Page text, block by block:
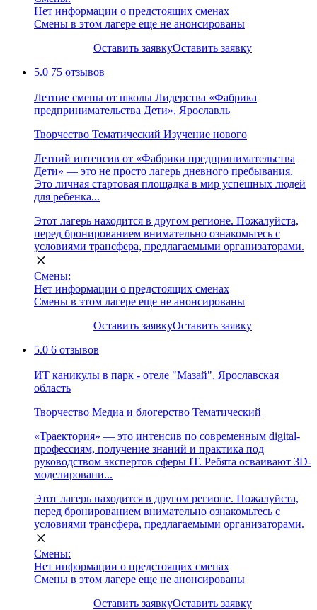
Нет информации о предстоящих сменах
Смены в этом лагере еще не анонсированы
Оставить заявкуОставить заявку
5.0 75 отзывов
Летние смены от школы Лидерства «Фабрика
предпринимательства Дети», Ярославль
Творчество Тематический Изучение нового
Летний интенсив от «Фабрики предпринимательства
Дети» — это не просто лагерь дневного пребывания.
Это личная стартовая площадка в мир успешных людей
для ребенка...
Этот лагерь находится в другом регионе. Пожалуйста,
перед бронированием внимательно ознакомьтесь с
условиями трансфера, предлагаемыми организаторами.
Смены:
Нет информации о предстоящих сменах
Смены в этом лагере еще не анонсированы
Оставить заявкуОставить заявку
5.0 6 отзывов
ИТ каникулы в парк - отеле "Мазай", Ярославская
область
Творчество Медиа и блогерство Тематический
«Траектория» — это интенсив по современным digital-
профессиям, получение знаний и практика под
руководством экспертов сферы IT. Ребята осваивают 3D-
моделировани...
Этот лагерь находится в другом регионе. Пожалуйста,
перед бронированием внимательно ознакомьтесь с
условиями трансфера, предлагаемыми организаторами.
Смены:
Нет информации о предстоящих сменах
Смены в этом лагере еще не анонсированы
Оставить заявкуОставить заявку